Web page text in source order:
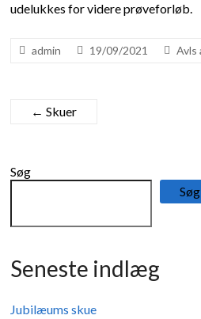
udelukkes for videre prøveforløb.
admin 19/09/2021 Avls
← Skuer
Søg
Søg
Seneste indlæg
Jubilæums skue